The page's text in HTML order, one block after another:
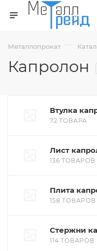
Металлопрокат —
Капролон
Втулка
72 ТОВАРА
Лист
136 ТОВАРОВ
Плита
158 ТОВАРОВ
Стержни
114 ТОВАРОВ